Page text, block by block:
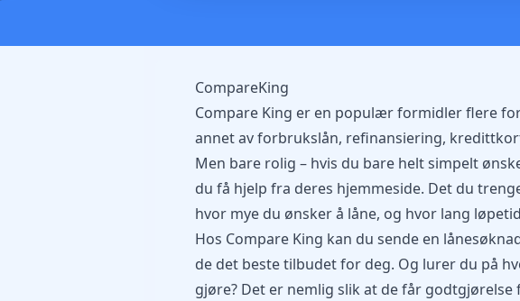
CompareKing
Compare King er en populær formidler flere
annet av forbrukslån, refinansiering,
Men bare rolig – hvis du bare helt simpelt
du få hjelp fra deres hjemmeside. Det du
hvor mye du ønsker å låne, og hvor lang
Hos Compare King kan du sende en
de det beste tilbudet for deg. Og lurer du på
gjøre? Det er nemlig slik at de får godtgjørelse